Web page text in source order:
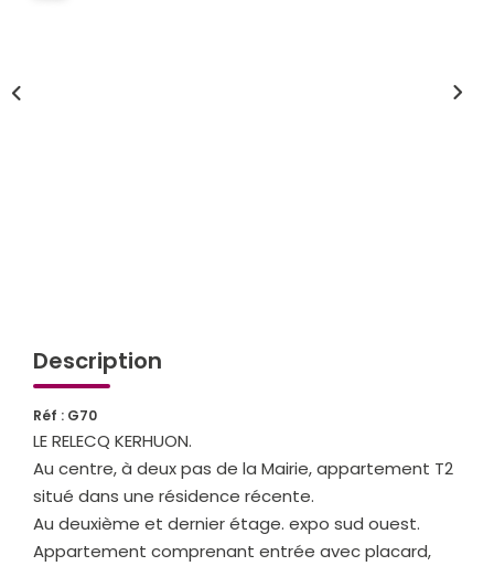
Description
Réf : G70
LE RELECQ KERHUON.
Au centre, à deux pas de la Mairie, appartement T2
situé dans une résidence récente.
Au deuxième et dernier étage. expo sud ouest.
Appartement comprenant entrée avec placard,